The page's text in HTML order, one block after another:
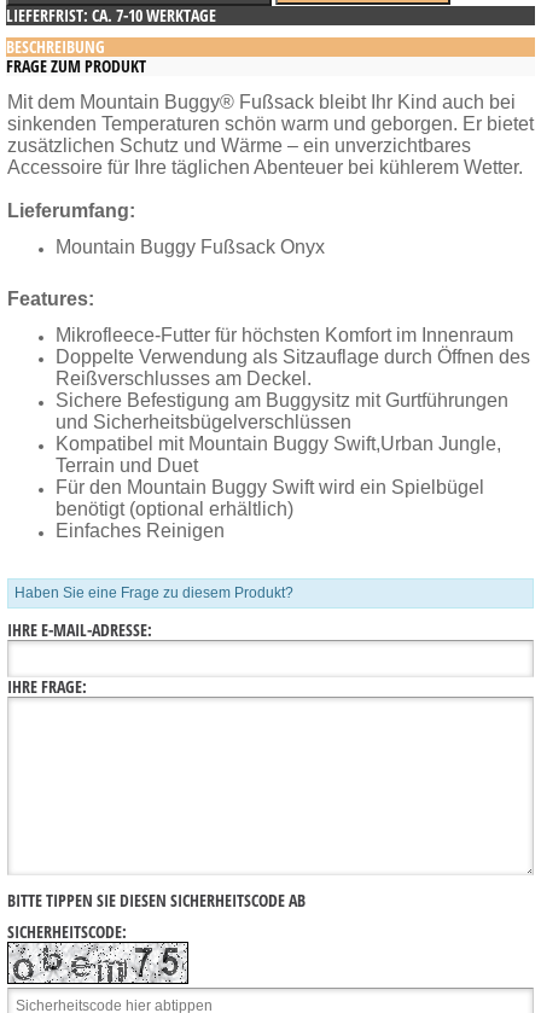
LIEFERFRIST: CA. 7-10 WERKTAGE
BESCHREIBUNG
FRAGE ZUM PRODUKT
Mit dem Mountain Buggy® Fußsack bleibt Ihr Kind auch bei
sinkenden Temperaturen schön warm und geborgen. Er bietet
zusätzlichen Schutz und Wärme – ein unverzichtbares
Accessoire für Ihre täglichen Abenteuer bei kühlerem Wetter.
Lieferumfang:
Mountain Buggy Fußsack Onyx
Features:
Mikrofleece-Futter für höchsten Komfort im Innenraum
Doppelte Verwendung als Sitzauflage durch Öffnen des
Reißverschlusses am Deckel.
Sichere Befestigung am Buggysitz mit Gurtführungen
und Sicherheitsbügelverschlüssen
Kompatibel mit Mountain Buggy Swift,Urban Jungle,
Terrain und Duet
Für den Mountain Buggy Swift wird ein Spielbügel
benötigt (optional erhältlich)
Einfaches Reinigen
Haben Sie eine Frage zu diesem Produkt?
IHRE E-MAIL-ADRESSE:
IHRE FRAGE:
BITTE TIPPEN SIE DIESEN SICHERHEITSCODE AB
SICHERHEITSCODE: